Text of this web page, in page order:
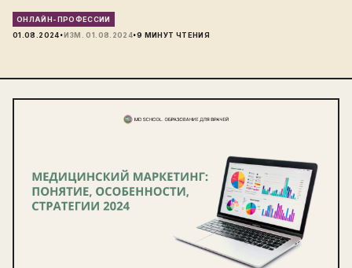
ОНЛАЙН-ПРОФЕССИИ
01.08.2024·ИЗМ.01.08.2024·9 МИНУТ ЧТЕНИЯ